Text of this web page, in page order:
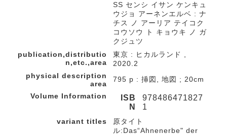
SS センシ イサン ケンキュ
ウジョ アーネンエルベ : ナ
チス ノ アーリア テイコク
コウソウ ト キョウキ ノ ガ
クジュツ
publication,distributio
n,etc.,area
東京 : ヒカルランド ,
2020.2
physical description
area
795 p : 挿図, 地図 ; 20cm
Volume Information
ISB
N
978486471827
1
variant titles
原タイト
ル:Das“Ahnenerbe" der